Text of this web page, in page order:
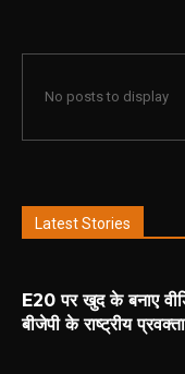
No posts to display
Latest Stories
E20 पर खुद के बनाए
बीजेपी के राष्ट्रीय